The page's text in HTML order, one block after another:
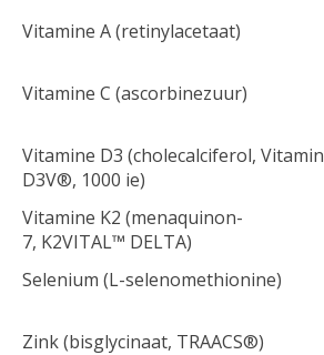
Vitamine A (retinylacetaat)
Vitamine C (ascorbinezuur)
Vitamine D3 (cholecalciferol, Vitamin
D3V®, 1000 ie)
Vitamine K2 (menaquinon-
7, K2VITAL™ DELTA)
Selenium (L-selenomethionine)
Zink (bisglycinaat, TRAACS®)